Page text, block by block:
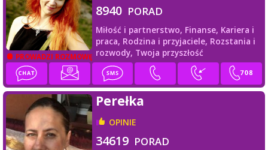
PROWADZI ROZMOWĘ
8940 PORAD
Miłość i partnerstwo, Finanse, Kariera i
praca, Rodzina i przyjaciele, Rozstania i
rozwody, Twoja przyszłość
Perełka
OPINIE
34619 PORAD